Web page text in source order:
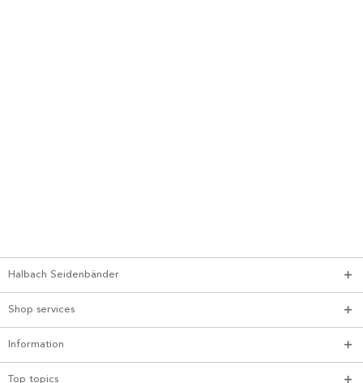
Halbach Seidenbänder
Shop services
Information
Top topics